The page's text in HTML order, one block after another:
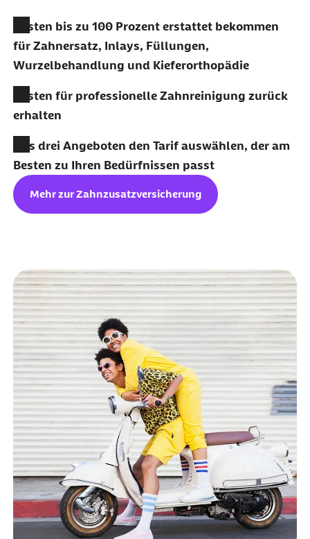
Kosten bis zu 100 Prozent erstattet bekommen
für Zahnersatz, Inlays, Füllungen,
Wurzelbehandlung und Kieferorthopädie
Kosten für professionelle Zahnreinigung zurück
erhalten
Aus drei Angeboten den Tarif auswählen, der am
Besten zu Ihren Bedürfnissen passt
Mehr zur Zahnzusatzversicherung